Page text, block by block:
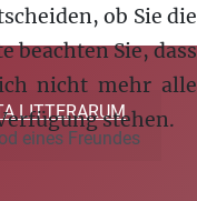
LITTERARUM
eines Freundes
ob Sie die
beachten Sie, dass
nicht mehr alle
stehen.